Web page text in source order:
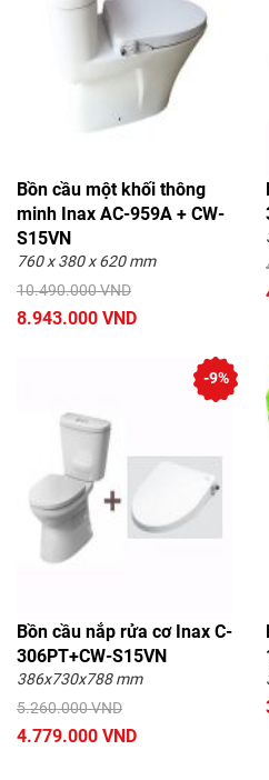
Bồn cầu một khối thông
minh Inax AC-959A + CW-
S15VN
760 x 380 x 620 mm
10.490.000 VND
8.943.000 VND
Bồn cầu nắp rửa cơ Inax C-
306PT+CW-S15VN
386x730x788 mm
5.260.000 VND
4.779.000 VND
-9%